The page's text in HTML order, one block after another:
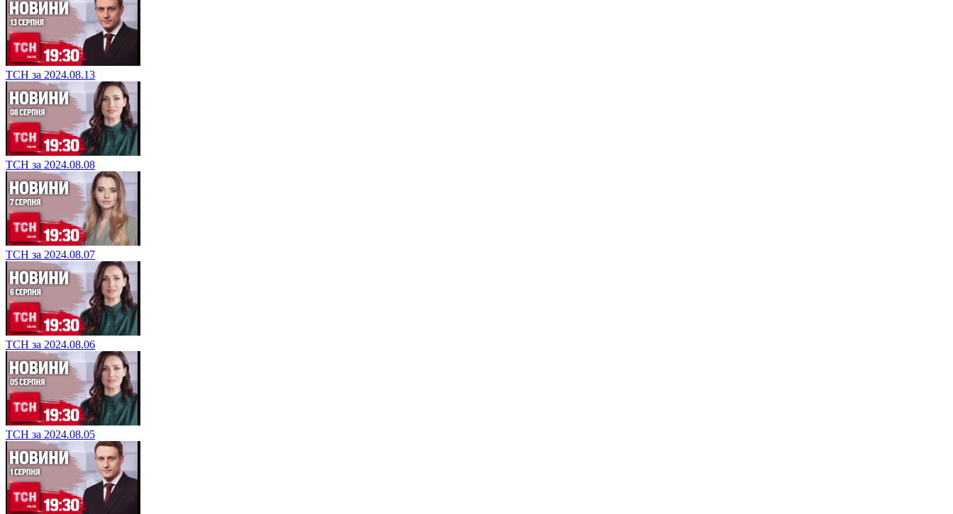
ТСН за 2024.08.13
ТСН за 2024.08.08
ТСН за 2024.08.07
ТСН за 2024.08.06
ТСН за 2024.08.05